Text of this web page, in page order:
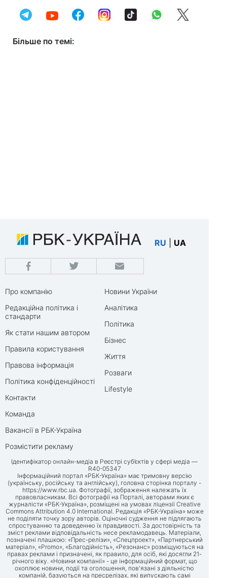
Більше по темі:
RU UA
Про компанію
Редакційна політика і
стандарти
Як стати нашим автором
Правила користування
Правова інформація
Політика конфіденційності
Контакти
Команда
Вакансії в РБК-Україна
Розмістити рекламу
Новини України
Аналітика
Політика
Бізнес
Життя
Розваги
Lifestyle
Ідентифікатор онлайн-медіа в Реєстрі суб’єктів у сфері медіа —
R40-05347
Інформаційний портал «РБК-Україна» має тримовну версію
(українську, російську та англійську), головна сторінка порталу -
https://www.rbc.ua. Фотографії, зображення належать їх
правовласникам. Всі фотографії на Порталі, авторами яких є
журналісти «РБК-Україна», розміщені на умовах ліцензії Creative
Commons Attribution 4.0 International. Редакція «РБК-Україна» може
не поділяти точку зору авторів. Оціночні судження не підлягають
спростуванню та доведенню їх правдивості. За достовірність та
зміст реклами відповідальність несе рекламодавець. Матеріали,
позначені плашкою: «Прес-релізи», «Спецпроект», «Партнерський
матеріал», «Promo», «Благодійність», «Резонанс» розміщуються на
правах реклами і призначені, як правило, для осіб, які досягли 21-
річного віку. «Новини компанії» - це інформаційний формат, що
охоплює новини, події та оголошення, пов'язані з діяльністю
компаній, базуються на пресрелізах, які випускають самі